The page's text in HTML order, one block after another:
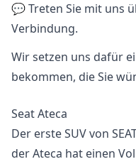
💬 Treten Sie mit uns
Verbindung.
Wir setzen uns dafür
bekommen, die Sie
Seat Ateca
Der erste SUV von
der Ateca hat einen